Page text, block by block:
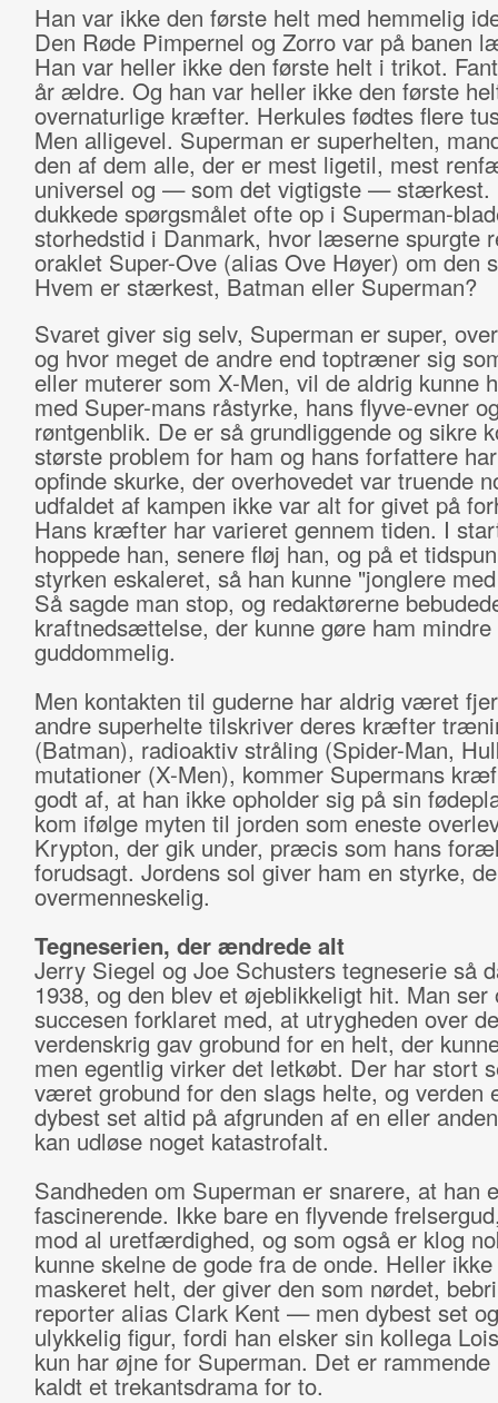
Han var ikke den første helt med hemmelig
Den Røde Pimpernel og Zorro var på banen
Han var heller ikke den første helt i trikot.
år ældre. Og han var heller ikke den første
overnaturlige kræfter. Herkules fødtes flere
Men alligevel. Superman er superhelten,
den af dem alle, der er mest ligetil, mest
universel og — som det vigtigste — stærkest.
dukkede spørgsmålet ofte op i Superman-
storhedstid i Danmark, hvor læserne spurgte
oraklet Super-Ove (alias Ove Høyer) om den
Hvem er stærkest, Batman eller Superman?
Svaret giver sig selv, Superman er super,
og hvor meget de andre end toptræner sig
eller muterer som X-Men, vil de aldrig kunne
med Super-mans råstyrke, hans flyve-evner
røntgenblik. De er så grundliggende og sikre
største problem for ham og hans forfattere
opfinde skurke, der overhovedet var truende
udfaldet af kampen ikke var alt for givet på
Hans kræfter har varieret gennem tiden. I
hoppede han, senere fløj han, og på et
styrken eskaleret, så han kunne "jonglere
Så sagde man stop, og redaktørerne
kraftnedsættelse, der kunne gøre ham mindre
guddommelig.
Men kontakten til guderne har aldrig været
andre superhelte tilskriver deres kræfter
(Batman), radioaktiv stråling (Spider-Man,
mutationer (X-Men), kommer Supermans
godt af, at han ikke opholder sig på sin
kom ifølge myten til jorden som eneste
Krypton, der gik under, præcis som hans
forudsagt. Jordens sol giver ham en styrke,
overmenneskelig.
Tegneserien, der ændrede alt
Jerry Siegel og Joe Schusters tegneserie så
1938, og den blev et øjeblikkeligt hit. Man ser
succesen forklaret med, at utrygheden over
verdenskrig gav grobund for en helt, der
men egentlig virker det letkøbt. Der har stort
været grobund for den slags helte, og verden
dybest set altid på afgrunden af en eller
kan udløse noget katastrofalt.
Sandheden om Superman er snarere, at han
fascinerende. Ikke bare en flyvende
mod al uretfærdighed, og som også er klog
kunne skelne de gode fra de onde. Heller
maskeret helt, der giver den som nørdet,
reporter alias Clark Kent — men dybest set
ulykkelig figur, fordi han elsker sin kollega
kun har øjne for Superman. Det er rammende
kaldt et trekantsdrama for to.